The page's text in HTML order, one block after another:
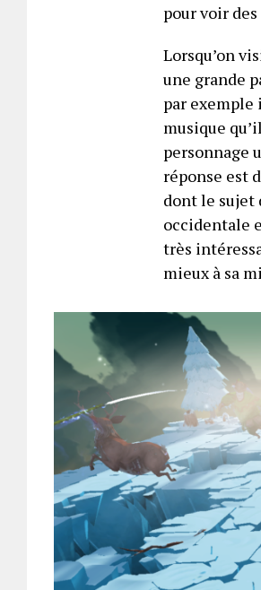
pour voir
Lorsqu’on
une grande
par exemple
musique
personnage
réponse est
dont le sujet
occidentale
très
mieux à sa